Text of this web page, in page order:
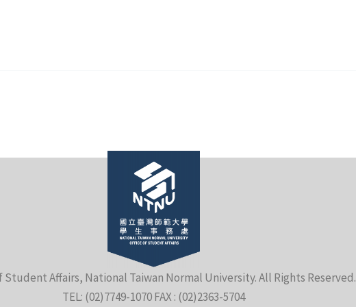
Student Affairs, National Taiwan Normal University. All Rights Reserved.
TEL: (02)7749-1070 FAX : (02)2363-5704